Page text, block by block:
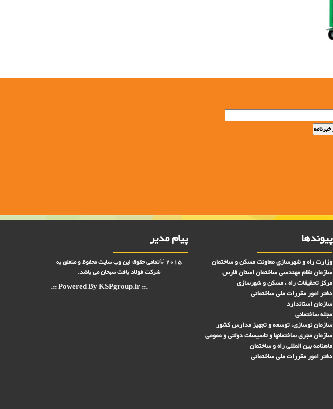
پیوندها
وزارت راه و شهرسازي معاونت مسکن و ساختمان
سازمان نظام مهندسی ساختمان استان فارس
مرکز تحقیقات راه ، مسکن و شهرسازی
دفتر امور مقررات ملی ساختمانی
سازمان استاندارد
مجله ساختمانی
سازمان نوسازی، توسعه و تجهیز مدارس کشور
سازمان مجری ساختمانها و تاسيسات دولتی و عمومی
ماهنامه بین المللی راه و ساختمان
دفتر امور مقررات ملی ساختمانی
پیام مدیر
2015 ©تمامی حقوق این وب سایت محفوظ و متعلق به
شرکت فولاد بافت سبحان می باشد.
.:: Powered By KSPgroup.ir ::.